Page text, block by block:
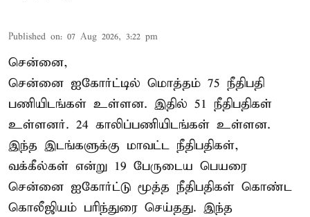
Published on: 07 Aug 2026, 3:22 pm
சென்னை,
சென்னை ஐகோர்ட்டில் மொத்தம் 75 நீதிபதி
பணியிடங்கள் உள்ளன. இதில் 51 நீதிபதிகள்
உள்ளனர். 24 காலிப்பணியிடங்கள் உள்ளன.
இந்த இடங்களுக்கு மாவட்ட நீதிபதிகள்,
வக்கீல்கள் என்று 19 பேருடைய பெயரை
சென்னை ஐகோர்ட்டு மூத்த நீதிபதிகள் கொண்ட
கொலீஜியம் பரிந்துரை செய்தது. இந்த